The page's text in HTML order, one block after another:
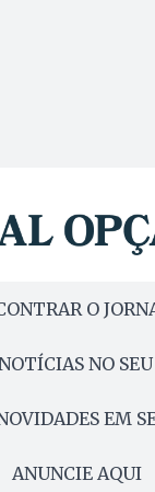
O
NO
EM
ANUNCIE AQUI